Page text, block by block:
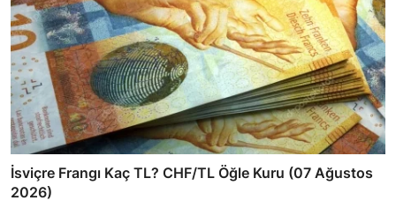
İsviçre Frangı Kaç TL? CHF/TL Öğle Kuru (07 Ağustos
2026)